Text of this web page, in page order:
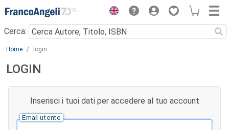
Menu
Cerca:
Main content
Home login
LOGIN
Inserisci i tuoi dati per accedere al tuo account
Email utente